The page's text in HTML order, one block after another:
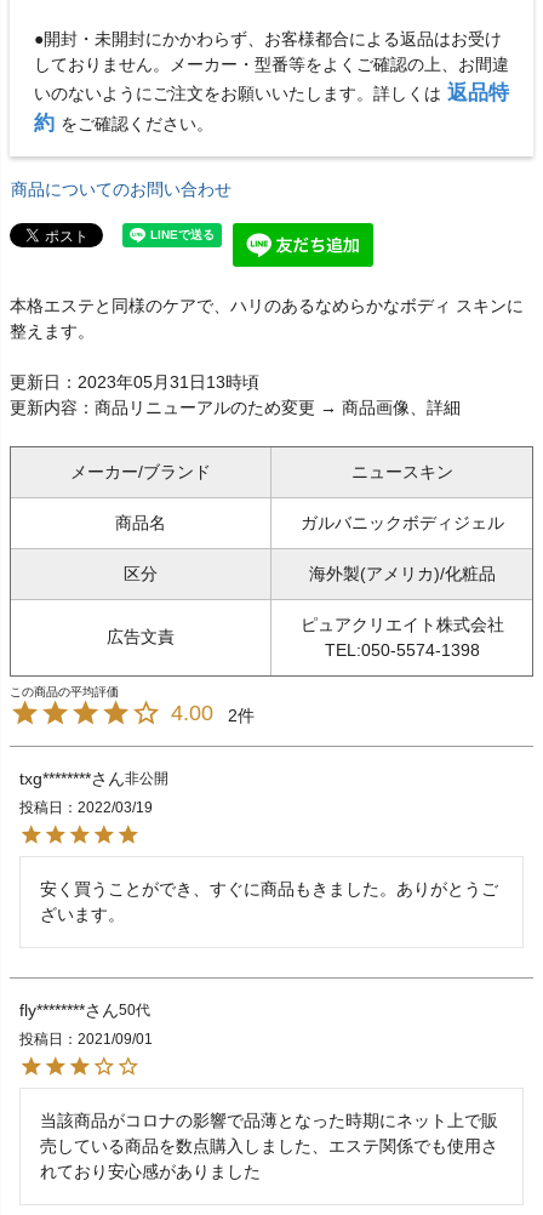
●開封・未開封にかかわらず、お客様都合による返品はお受け
しておりません。メーカー・型番等をよくご確認の上、お間違
いのないようにご注文をお願いいたします。詳しくは 返品特
約 をご確認ください。
商品についてのお問い合わせ
本格エステと同様のケアで、ハリのあるなめらかなボディ スキンに
整えます。
更新日：2023年05月31日13時頃
更新内容：商品リニューアルのため変更 → 商品画像、詳細
メーカー/ブランド ニュースキン
商品名 ガルバニックボディジェル
区分 海外製(アメリカ)/化粧品
広告文責
ピュアクリエイト株式会社
TEL:050-5574-1398
4.00 2
txg********
非公開
投稿日
2022/03/19
安く買うことができ、すぐに商品もきました。ありがとうご
ざいます。
fly********
50代
投稿日
2021/09/01
当該商品がコロナの影響で品薄となった時期にネット上で販
売している商品を数点購入しました、エステ関係でも使用さ
れており安心感がありました